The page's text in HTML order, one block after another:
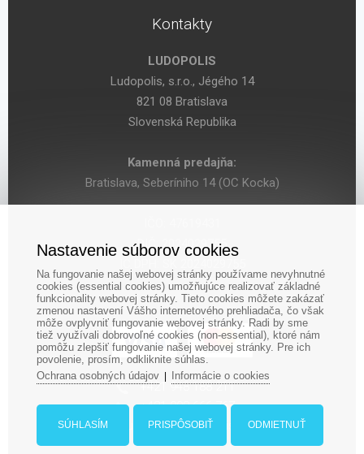
Kontakty
LUDOPOLIS
Ludopolis, s.r.o., Jégého 14
821 08 Bratislava
Slovenská Republika
Kamenná predajňa:
Bratislava, Seberíniho 14 (OC Kocka)
DIČ: 2024029755
‎+421 948 188 211
+421 908 666 767
ludopolis@ludopolis.sk
Nastavenie súborov cookies
Na fungovanie našej webovej stránky používame nevyhnutné
cookies (essential cookies) umožňujúce realizovať základné
funkcionality webovej stránky. Tieto cookies môžete zakázať
zmenou nastavení Vášho internetového prehliadača, čo však
môže ovplyvniť fungovanie webovej stránky. Radi by sme
tiež využívali dobrovoľné cookies (non-essential), ktoré nám
pomôžu zlepšiť fungovanie našej webovej stránky. Pre ich
povolenie, prosím, odkliknite súhlas.
Ochrana osobných údajov| Informácie o cookies
SÚHLASÍM PRISPÔSOBIŤ ODMIETNUŤ